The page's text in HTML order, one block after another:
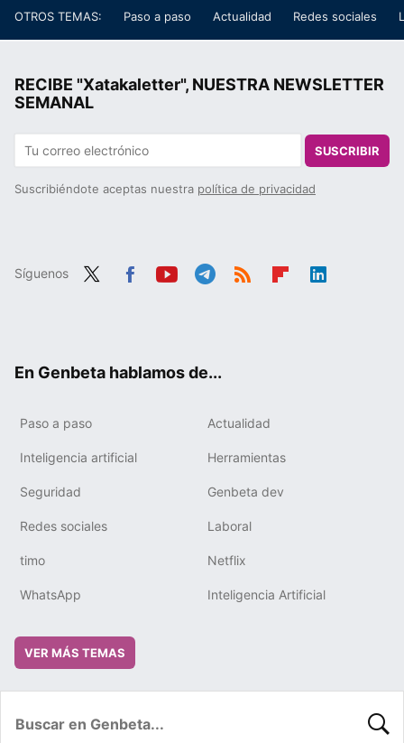
OTROS TEMAS: Paso a paso Actualidad Redes sociales
RECIBE "Xatakaletter", NUESTRA NEWSLETTER
SEMANAL
SUSCRIBIR
Suscribiéndote aceptas nuestra política de privacidad
Síguenos
En Genbeta hablamos de...
Paso a paso Actualidad
Inteligencia artificial Herramientas
Seguridad Genbeta dev
Redes sociales Laboral
timo Netflix
WhatsApp Inteligencia Artificial
VER MÁS TEMAS